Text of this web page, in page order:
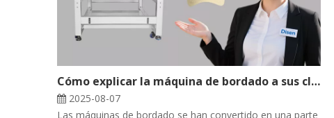
Cómo explicar la máquina de bordado a sus clientes
2025-08-07
Las máquinas de bordado se han convertido en una parte